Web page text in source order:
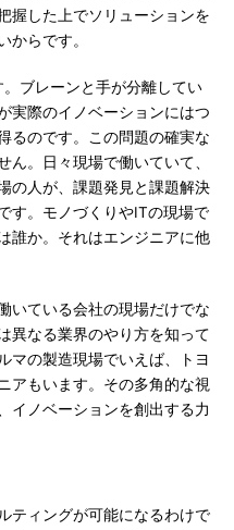
握した上でソリューションを
からです。
ブレーンと手が分離してい
実際のイノベーションにはつ
るのです。この問題の確実な
。日々現場で働いていて、
の人が、課題発見と課題解決
す。モノづくりやITの現場で
誰か。それはエンジニアに他
いている会社の現場だけでな
異なる業界のやり方を知って
マの製造現場でいえば、トヨ
アもいます。その多角的な視
イノベーションを創出する力
ティングが可能になるわけで